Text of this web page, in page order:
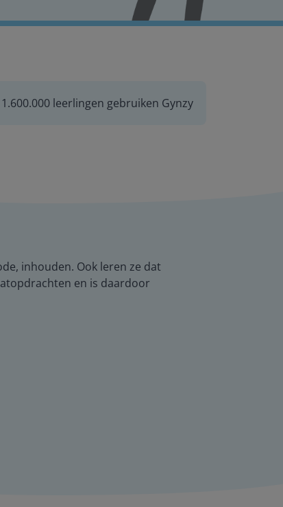
1.600.000 leerlingen gebruiken Gynzy
inhouden. Ook leren ze dat
en is daardoor